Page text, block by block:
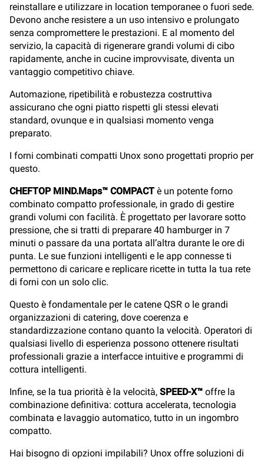
reinstallare e utilizzare in location temporanee o fuori sede.
Devono anche resistere a un uso intensivo e prolungato
senza compromettere le prestazioni. E al momento del
servizio, la capacità di rigenerare grandi volumi di cibo
rapidamente, anche in cucine improvvisate, diventa un
vantaggio competitivo chiave.
Automazione, ripetibilità e robustezza costruttiva
assicurano che ogni piatto rispetti gli stessi elevati
standard, ovunque e in qualsiasi momento venga
preparato.
I forni combinati compatti Unox sono progettati proprio per
questo.
CHEFTOP MIND.Maps™ COMPACT è un potente forno
combinato compatto professionale, in grado di gestire
grandi volumi con facilità. È progettato per lavorare sotto
pressione, che si tratti di preparare 40 hamburger in 7
minuti o passare da una portata all’altra durante le ore di
punta. Le sue funzioni intelligenti e le app connesse ti
permettono di caricare e replicare ricette in tutta la tua rete
di forni con un solo clic.
Questo è fondamentale per le catene QSR o le grandi
organizzazioni di catering, dove coerenza e
standardizzazione contano quanto la velocità. Operatori di
qualsiasi livello di esperienza possono ottenere risultati
professionali grazie a interfacce intuitive e programmi di
cottura intelligenti.
Infine, se la tua priorità è la velocità, SPEED-X™ offre la
combinazione definitiva: cottura accelerata, tecnologia
combinata e lavaggio automatico, tutto in un ingombro
compatto.
Hai bisogno di opzioni impilabili? Unox offre soluzioni di